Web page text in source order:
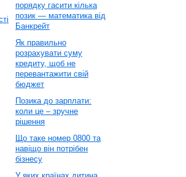
порядку гасити кілька
позик — математика від
Банкрейт
Як правильно
розрахувати суму
кредиту, щоб не
перевантажити свій
бюджет
Позика до зарплати:
коли це – зручне
рішення
Що таке номер 0800 та
навіщо він потрібен
бізнесу